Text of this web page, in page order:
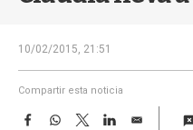
10/02/2015, 21:51
Compartir esta noticia
F
W
T
L
E